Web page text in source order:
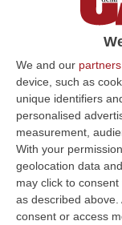
We and our partners
device, such as
unique identifiers
personalised
measurement,
With your
geolocation data
may click to
as described
consent or access
Il
La sezione
britannico
battute dal
Calabria
Pubblicato il: